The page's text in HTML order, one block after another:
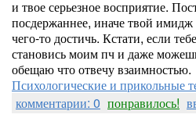
и твое серьезное восприятие.
посдержаннее, иначе твой
чего-то достичь. Кстати, если
становись моим пч и даже
обещаю что отвечу взаимностью.
Психологические и прикольные
комментарии: 0 понравилось!